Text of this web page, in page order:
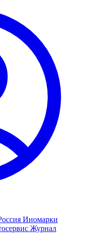
Иномарки
Журнал